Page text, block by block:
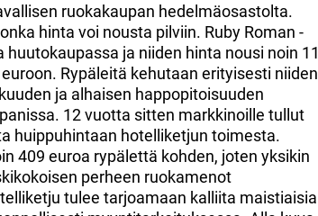
ruokakaupan hedelmäosastolta.
hinta voi nousta pilviin. Ruby Roman -
ja niiden hinta nousi noin 11
Rypäleitä kehutaan erityisesti niiden
ja alhaisen happopitoisuuden
12 vuotta sitten markkinoille tullut
huippuhintaan hotelliketjun toimesta.
409 euroa rypälettä kohden, joten yksikin
perheen ruokamenot
tulee tarjoamaan kalliita maistiaisia